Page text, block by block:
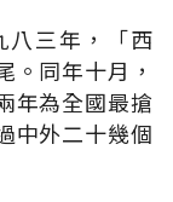
八三年，「西
。同年十月，
年為全國最搶
中外二十幾個